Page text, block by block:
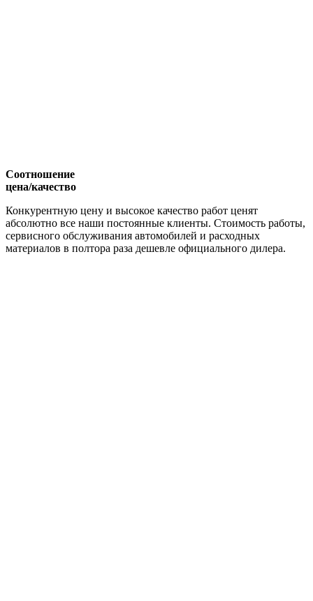
Соотношение
цена/качество
Конкурентную цену и высокое качество работ ценят
абсолютно все наши постоянные клиенты. Стоимость работы,
сервисного обслуживания автомобилей и расходных
материалов в полтора раза дешевле официального дилера.